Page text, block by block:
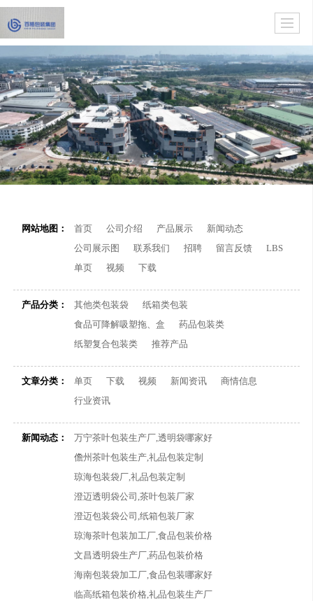
网站地图： 首页 公司介绍 产品展示
新闻动态
公司展示图
联系我们 招聘 留言反馈
LBS
单页
视频 下载
产品分类： 其他类包装袋
纸箱类包装
食品可降解吸塑拖、盒
药品包装类
纸塑复合包装类
推荐产品
文章分类： 单页 下载 视频 新闻资讯
商情信息
行业资讯
新闻动态：
万宁茶叶包装生产厂,透明袋哪家好
儋州茶叶包装生产,礼品包装定制
琼海包装袋厂,礼品包装定制
澄迈透明袋公司,茶叶包装厂家
澄迈包装袋公司,纸箱包装厂家
琼海茶叶包装加工厂,食品包装价格
文昌透明袋生产厂,药品包装价格
海南包装袋加工厂,食品包装哪家好
临高纸箱包装价格,礼品包装生产厂